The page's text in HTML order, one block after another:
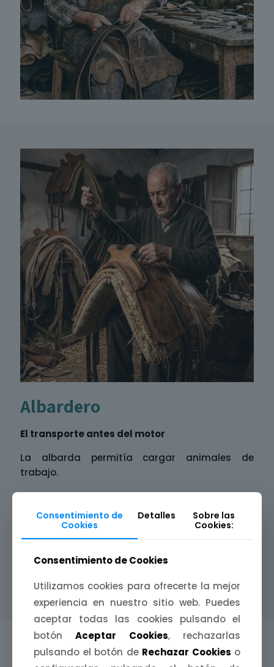
Albardero
El transporte antes del motor
La albarda permitía cargar animales de
trabajo.
Albarda: estructura acolchada o rellena de
paja para llevar la carga.
Cincha: correa de sujeción.
posible
Quincallero
Consentimiento de
Cookies
Detalles
Sobre las
Cookies:
Consentimiento de Cookies
Utilizamos cookies para ofrecerte la mejor
experiencia en nuestro sitio web. Puedes
aceptar todas las cookies pulsando el
botónAceptar Cookies, rechazarlas
pulsando el botón de Rechazar Cookies o